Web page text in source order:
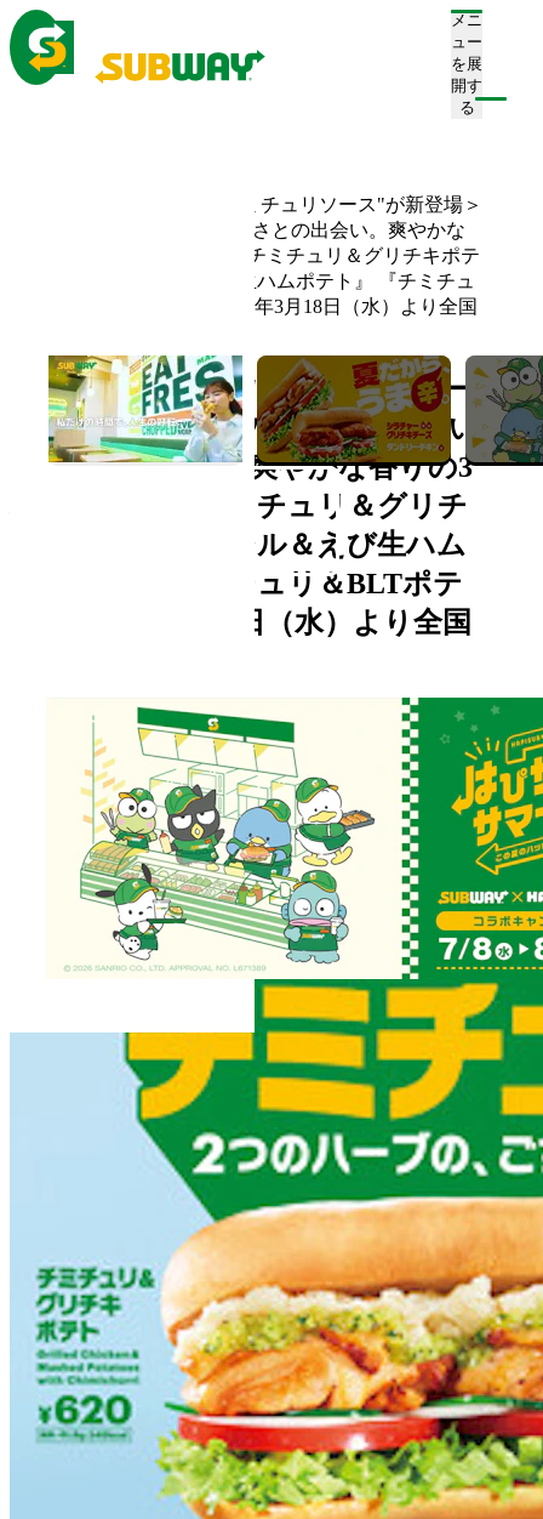
メニ
ュー
を展
開す
る
＜サブウェイ初！"チミチュリソース"が新登場＞
この春、新しいおいしさとの出会い。爽やかな
香りの3種のサンド 『チミチュリ＆グリチキポテ
ト』 『バジル＆えび生ハムポテト』 『チミチュ
リ＆BLTポテト』 2026年3月18日（水）より全国
＜サブウェイ初！"チミチュリソー
ス"が新登場＞ この春、新しいおい
しさとの出会い。爽やかな香りの3
種のサンド 『チミチュリ＆グリチ
キポテト』 『バジル＆えび生ハム
ポテト』 『チミチュリ＆BLTポテ
ト』 2026年3月18日（水）より全国
2026.03.12
キャンペーン